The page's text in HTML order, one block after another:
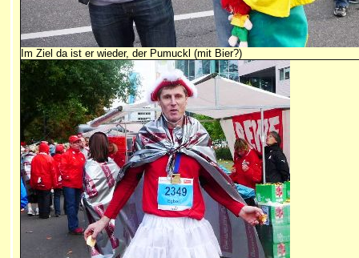
Im Ziel da ist er wieder, der Pumuckl (mit Bier?)